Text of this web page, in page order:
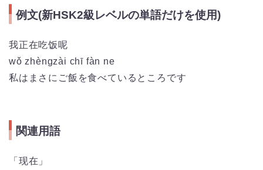
例文(新HSK2級レベルの単語だけを使用)
我正在吃饭呢
wǒ zhèngzài chī fàn ne
私はまさにご飯を食べているところです
関連用語
「现在」